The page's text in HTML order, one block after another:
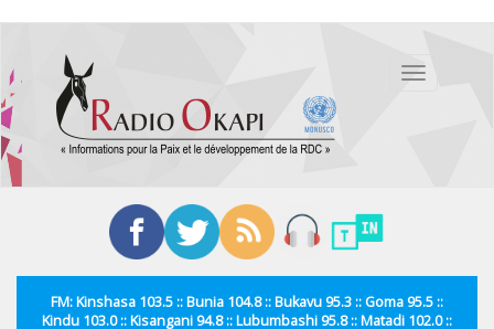
contenu
principal
Toggle
FM: Kinshasa 103.5 :: Bunia 104.8 :: Bukavu 95.3 :: Goma 95.5 ::
Kindu 103.0 :: Kisangani 94.8 :: Lubumbashi 95.8 :: Matadi 102.0 ::